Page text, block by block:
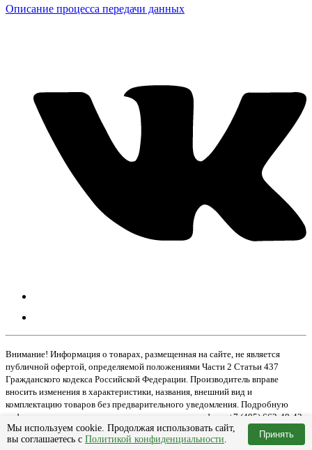
Мы используем cookie. Продолжая использовать сайт,
вы соглашаетесь с Политикой конфиденциальности. Принять
Описание процесса передачи данных
Внимание! Информация о товарах, размещенная на сайте, не является
публичной офертой, определяемой положениями Части 2 Статьи 437
Гражданского кодекса Российской Федерации. Производитель вправе
вносить изменения в характеристики, названия, внешний вид и
комплектацию товаров без предварительного уведомления. Подробную
информацию о товаре вы можете получить по телефону +7 (495) 662-48-42